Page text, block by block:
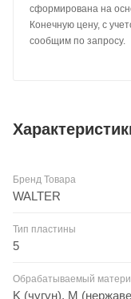
сформирована на
Конечную цену, с
сообщим по запросу.
Бренд Товара
WALTER
Тип пластины
5
Обрабатываемый
K (чугун), M